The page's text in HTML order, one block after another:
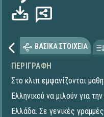
ΒΑΣΙΚΑ ΣΤΟΙΧΕΙΑ
ΠΕΡΙΓΡΑΦΉ
Στο κλιπ εμφανίζονται
Ελληνικού να μιλούν για
Ελλάδα. Σε γενικές